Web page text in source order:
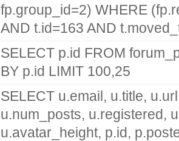
fp.group_id=2) WHERE
AND t.id=163 AND
SELECT p.id FROM
BY p.id LIMIT 100,25
SELECT u.email, u.title,
u.num_posts, u.registered,
u.avatar_height, p.id,